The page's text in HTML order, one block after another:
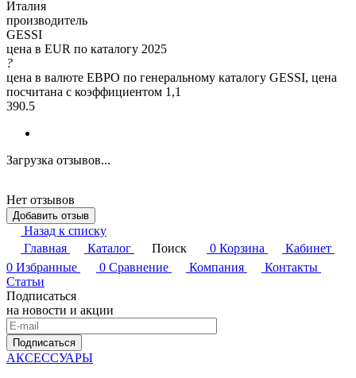
Италия
производитель
GESSI
цена в EUR по каталогу 2025
?
цена в валюте ЕВРО по генеральному каталогу GESSI, цена
посчитана с коэффициентом 1,1
390.5
Загрузка отзывов...
Нет отзывов
Добавить отзыв
Назад к списку
Главная
Каталог Поиск 0 Корзина
Кабинет
0 Избранные 0 Сравнение Компания
Контакты
Статьи
Подписаться
на новости и акции
Подписаться
АКСЕССУАРЫ